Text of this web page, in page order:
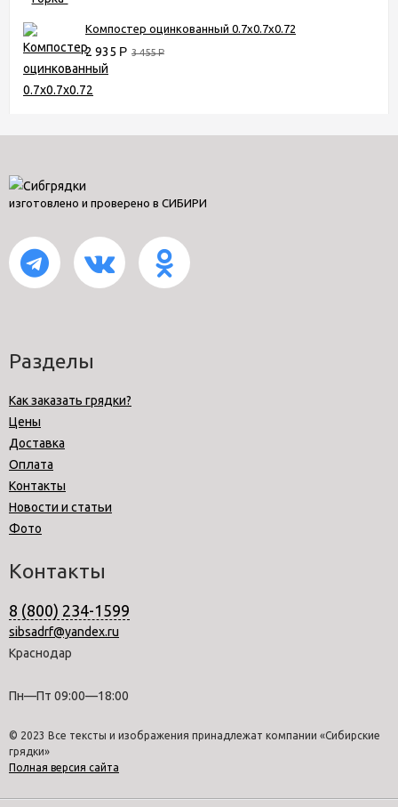
Компостер оцинкованный 0.7х0.7х0.72
2 935 Р 3 455Р
изготовлено и проверено в СИБИРИ
Разделы
Как заказать грядки?
Цены
Доставка
Оплата
Контакты
Новости и статьи
Фото
Контакты
8 (800) 234-1599
sibsadrf@yandex.ru
Краснодар
Пн—Пт 09:00—18:00
© 2023 Все тексты и изображения принадлежат компании «Сибирские
грядки»
Полная версия сайта